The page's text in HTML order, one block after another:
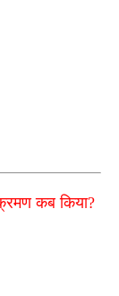
कब किया?